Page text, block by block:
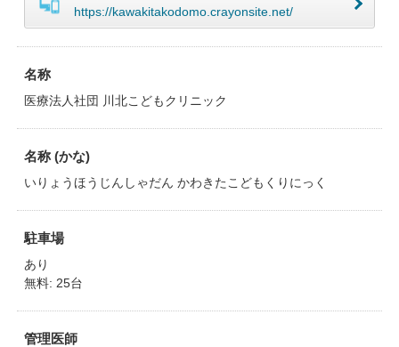
https://kawakitakodomo.crayonsite.net/
名称
医療法人社団 川北こどもクリニック
名称 (かな)
いりょうほうじんしゃだん かわきたこどもくりにっく
駐車場
あり
無料: 25台
管理医師